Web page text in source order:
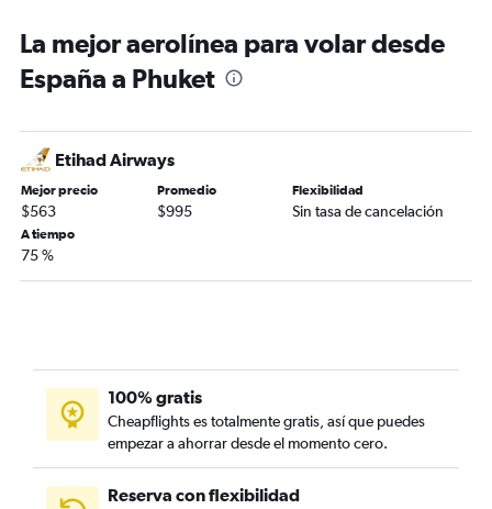
La mejor aerolínea para volar desde
España a Phuket
Etihad Airways
Mejor precio
$563
Promedio
$995
Flexibilidad
Sin tasa de cancelación
A tiempo
75 %
100% gratis
Cheapflights es totalmente gratis, así que puedes
empezar a ahorrar desde el momento cero.
Reserva con flexibilidad